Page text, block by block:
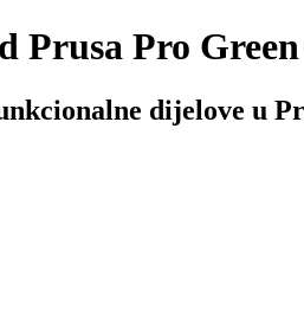
Prusa Pro
dijelove u